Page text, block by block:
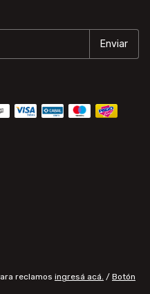
reclamos ingresá acá. / Botón